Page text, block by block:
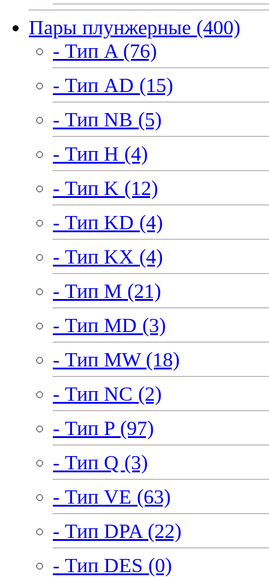
Пары плунжерные (400)
- Тип A (76)
- Тип AD (15)
- Тип NB (5)
- Тип H (4)
- Тип K (12)
- Тип KD (4)
- Тип KX (4)
- Тип M (21)
- Тип MD (3)
- Тип MW (18)
- Тип NC (2)
- Тип P (97)
- Тип Q (3)
- Тип VE (63)
- Тип DPA (22)
- Тип DES (0)